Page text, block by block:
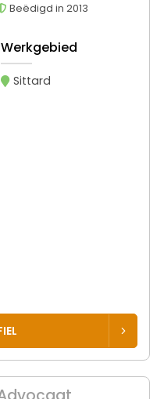
Beëdigd in 2013
Werkgebied
Sittard